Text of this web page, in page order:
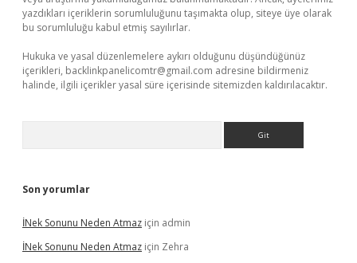
yazdıkları içeriklerin sorumluluğunu taşımakta olup, siteye üye olarak
bu sorumluluğu kabul etmiş sayılırlar.
Hukuka ve yasal düzenlemelere aykırı olduğunu düşündüğünüz
içerikleri, backlinkpanelicomtr@gmail.com adresine bildirmeniz
halinde, ilgili içerikler yasal süre içerisinde sitemizden kaldırılacaktır.
Son yorumlar
İNek Sonunu Neden Atmaz için admin
İNek Sonunu Neden Atmaz için Zehra